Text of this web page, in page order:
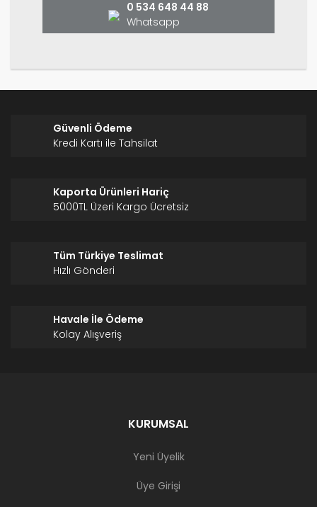
0 534 648 44 88
Whatsapp
Güvenli Ödeme
Kredi Kartı ile Tahsilat
Kaporta Ürünleri Hariç
5000TL Üzeri Kargo Ücretsiz
Tüm Türkiye Teslimat
Hızlı Gönderi
Havale İle Ödeme
Kolay Alışveriş
KURUMSAL
Yeni Üyelik
Üye Girişi